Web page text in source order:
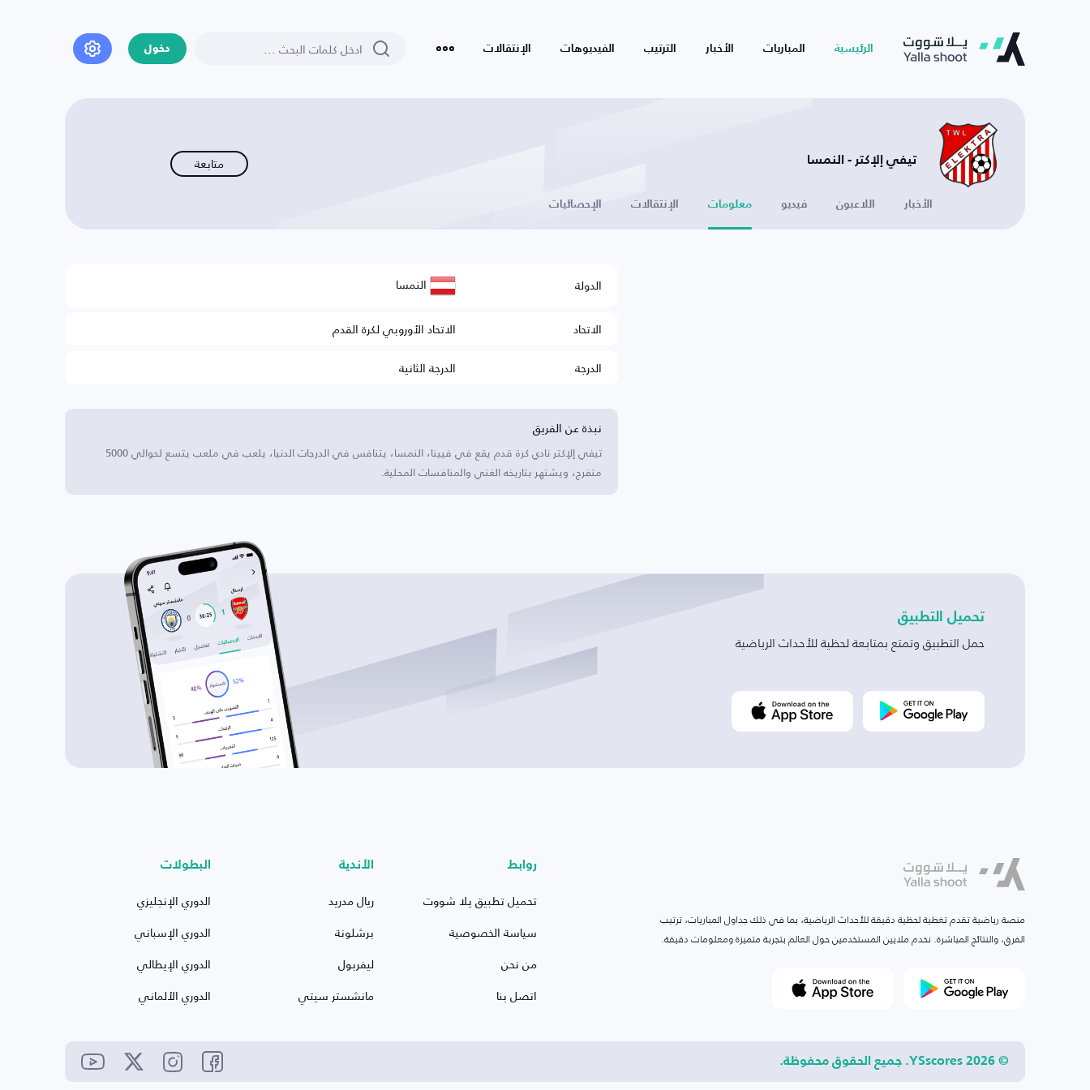
الرئيسية المباريات الأخبار الترتيب الفيديوهات الإنتقالات دخول
تيفي إلإكتر - النمسا متابعة
الأخبار اللاعبون فيديو معلومات الإنتقالات الإحصائيات
الدولة النمسا
الاتحاد
الاتحاد الأوروبي لكرة القدم
الدرجة
الدرجة الثانية
نبذة عن الفريق
تيفي إلإكتر نادي كرة قدم يقع في فيينا، النمسا، يتنافس في الدرجات الدنيا، يلعب في ملعب يتسع لحوالي 5000
متفرج، ويشتهر بتاريخه الغني والمنافسات المحلية.
تحميل التطبيق
حمل التطبيق وتمتع بمتابعة لحظية للأحداث الرياضية
منصة رياضية تقدم تغطية لحظية دقيقة للأحداث الرياضية، بما في ذلك جداول المباريات، ترتيب
الفرق، والنتائج المباشرة. نخدم ملايين المستخدمين حول العالم بتجربة متميزة ومعلومات دقيقة.
روابط
تحميل تطبيق يلا شووت
سياسة الخصوصية
من نحن
اتصل بنا
الأندية
ريال مدريد
برشلونة
ليفربول
مانشستر سيتي
البطولات
الدوري الإنجليزي
الدوري الإسباني
الدوري الإيطالي
الدوري الألماني
© 2026 YSscores. جميع الحقوق محفوظة.